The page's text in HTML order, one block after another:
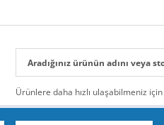
Ürünlere daha hızlı ulaşabilmeniz için